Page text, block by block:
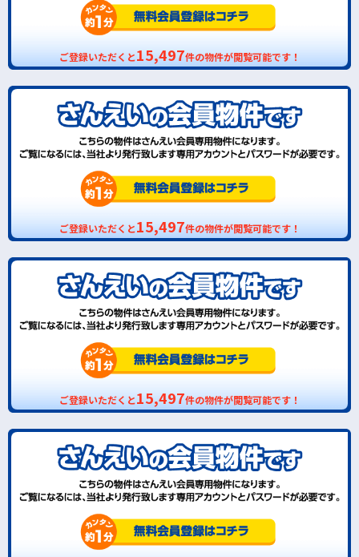
ご登録いただくと15,497件の物件が閲覧可能です！
ご登録いただくと15,497件の物件が閲覧可能です！
ご登録いただくと15,497件の物件が閲覧可能です！